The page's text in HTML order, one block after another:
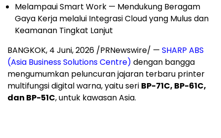
Melampaui Smart Work — Mendukung Beragam
Gaya Kerja melalui Integrasi Cloud yang Mulus dan
Keamanan Tingkat Lanjut
BANGKOK, 4 Juni, 2026 /PRNewswire/ — SHARP ABS
(Asia Business Solutions Centre) dengan bangga
mengumumkan peluncuran jajaran terbaru printer
multifungsi digital warna, yaitu seri BP-71C, BP-61C,
dan BP-51C, untuk kawasan Asia.